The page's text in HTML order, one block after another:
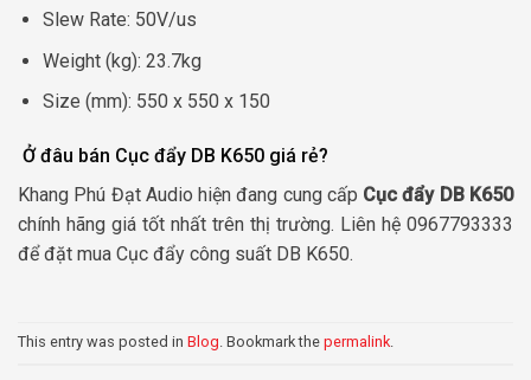
Slew Rate: 50V/us
Weight (kg): 23.7kg
Size (mm): 550 x 550 x 150
Ở đâu bán Cục đẩy DB K650 giá rẻ?
Khang Phú Đạt Audio hiện đang cung cấp Cục đẩy DB K650
chính hãng giá tốt nhất trên thị trường. Liên hệ 0967793333
để đặt mua Cục đẩy công suất DB K650.
This entry was posted in Blog. Bookmark the permalink.